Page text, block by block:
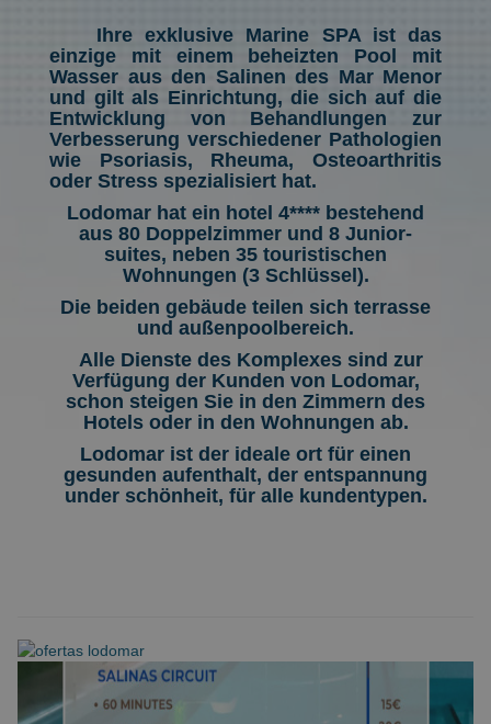
Ihre exklusive Marine SPA ist das
einzige mit einem beheizten Pool mit
Wasser aus den Salinen des Mar Menor
und gilt als Einrichtung, die sich auf die
Entwicklung von Behandlungen zur
Verbesserung verschiedener Pathologien
wie Psoriasis, Rheuma, Osteoarthritis
oder Stress spezialisiert hat.
Lodomar hat ein hotel 4**** bestehend
aus 80 Doppelzimmer und 8 Junior-
suites, neben 35 touristischen
Wohnungen (3 Schlüssel).
Die beiden gebäude teilen sich terrasse
und außenpoolbereich.
Alle Dienste des Komplexes sind zur
Verfügung der Kunden von Lodomar,
schon steigen Sie in den Zimmern des
Hotels oder in den Wohnungen ab.
Lodomar ist der ideale ort für einen
gesunden aufenthalt, der entspannung
under schönheit, für alle kundentypen.